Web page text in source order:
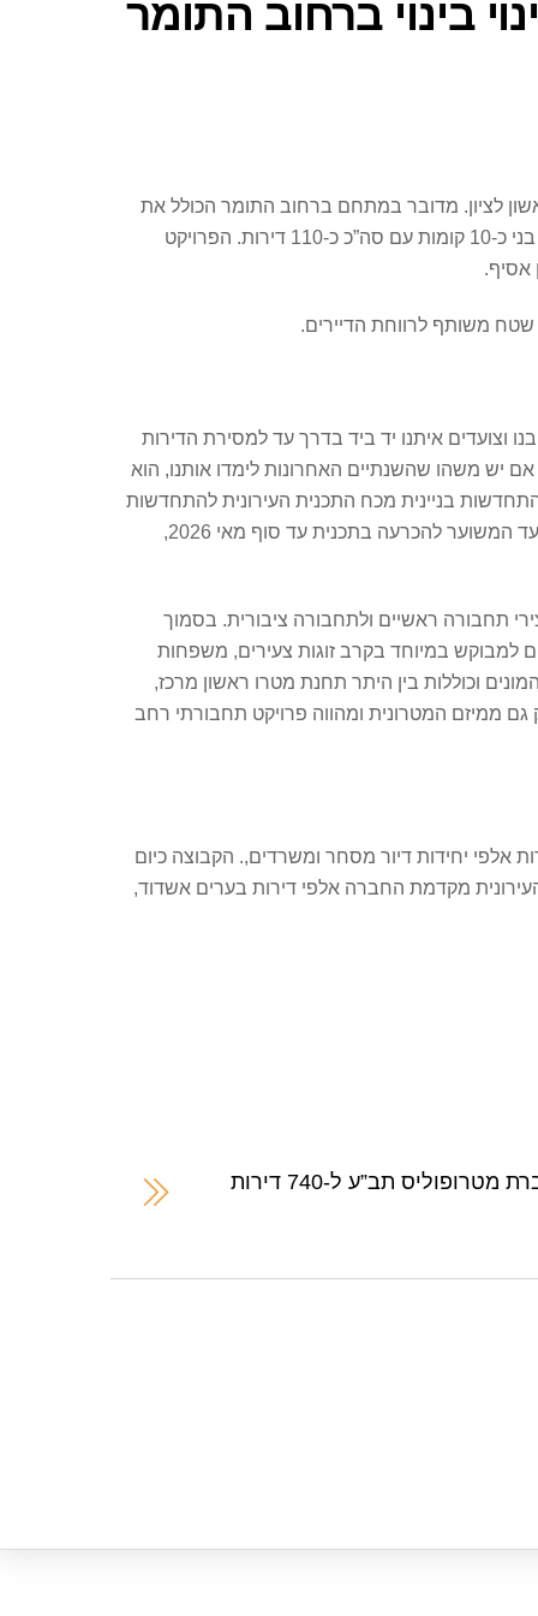
בינוי ברחוב התומר
לציון. מדובר במתחם ברחוב התומר הכולל את
בניינים מספר 11-19. המצב הקיים כולל 5 בניינים בני 4 קומות עם סה”כ 44 יחידות, במקומם תבנה החברה 3 בניינים חדשים בני כ-10 קומות עם סה”כ כ-110 דירות. הפרויקט
אסיף.
וצועדים איתנו יד ביד בדרך עד למסירת הדירות
אם יש משהו שהשנתיים האחרונות לימדו אותנו, הוא
בניינית מכח התכנית העירונית להתחדשות
עירונית אשר מקודמת ע”י העירייה, ועתידה להיות מופקדת בקרוב ולהחליף את תכנית תמ”א 38. כך שמבחינתנו, בהתאם למועד המשוער להכרעה בתכנית עד סוף מאי 2026,
תחבורה ראשיים ולתחבורה ציבורית. בסמוך
למבוקש במיוחד בקרב זוגות צעירים, משפחות
וכוללות בין היתר תחנת מטרו ראשון מרכז,
ממיזם המטרונית ומהווה פרויקט תחבורתי רחב
אלפי יחידות דיור מסחר ומשרדים,. הקבוצה כיום
העירונית מקדמת החברה אלפי דירות בערים אשדוד,
המקומית תל אביב אישרה לחברת מטרופוליס תב”ע ל-740 דירות